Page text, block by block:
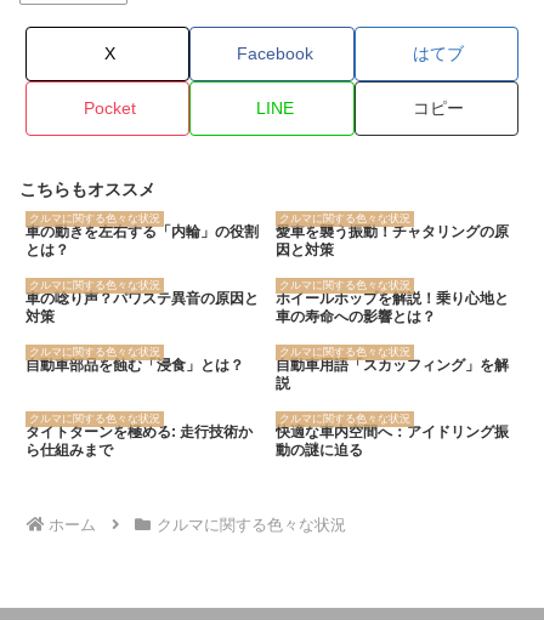
X Facebook はてブ
Pocket LINE コピー
こちらもオススメ
クルマに関する色々な状況
車の動きを左右する「内輪」の役割
とは？
クルマに関する色々な状況
愛車を襲う振動！チャタリングの原
因と対策
クルマに関する色々な状況
車の唸り声？パワステ異音の原因と
対策
クルマに関する色々な状況
ホイールホップを解説！乗り心地と
車の寿命への影響とは？
クルマに関する色々な状況
自動車部品を蝕む「浸食」とは？
クルマに関する色々な状況
自動車用語「スカッフィング」を解
説
クルマに関する色々な状況
タイトターンを極める: 走行技術か
ら仕組みまで
クルマに関する色々な状況
快適な車内空間へ：アイドリング振
動の謎に迫る
ホーム クルマに関する色々な状況